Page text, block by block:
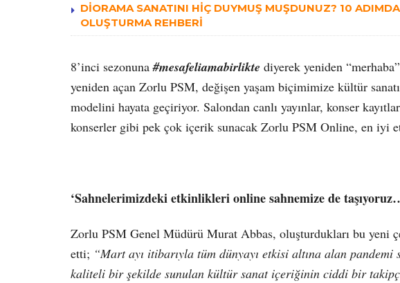
DİORAMA SANATINI HİÇ DUYMUŞ MUŞDUNUZ? 10
OLUŞTURMA REHBERİ
8’inci sezonuna#mesafeliamabirlikte diyerek yeniden
yeniden açan Zorlu PSM, değişen yaşam biçimimize kültür
modelini hayata geçiriyor. Salondan canlı yayınlar, konser
konserler gibi pek çok içerik sunacak Zorlu PSM Online, en iyi
‘Sahnelerimizdeki etkinlikleri online sahnemize de
Zorlu PSM Genel Müdürü Murat Abbas, oluşturdukları bu yeni
etti; “Mart ayı itibarıyla tüm dünyayı etkisi altına alan
kaliteli bir şekilde sunulan kültür sanat içeriğinin ciddi bir